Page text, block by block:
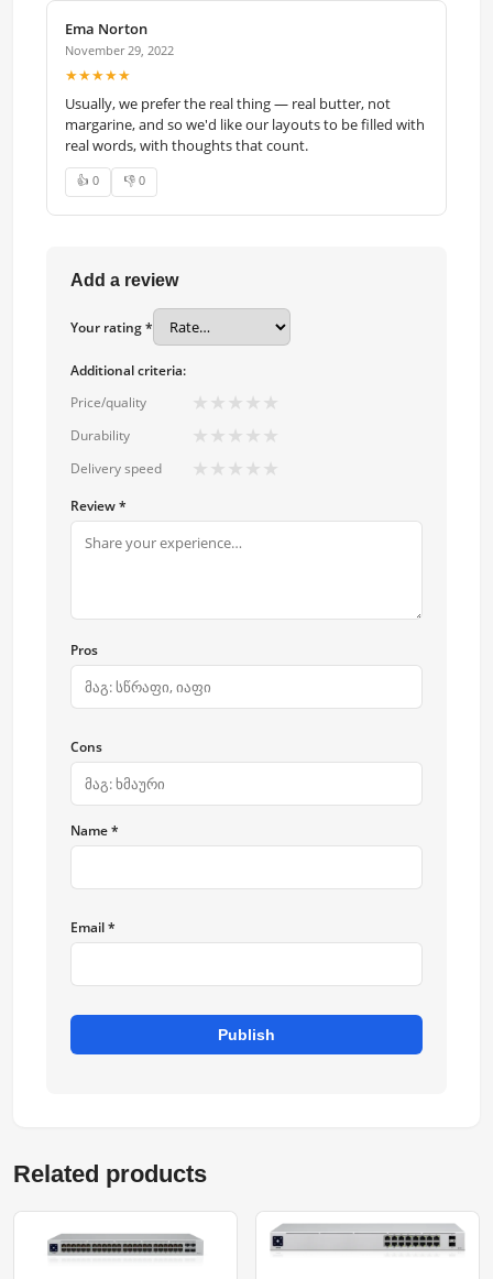
Ema Norton
November 29, 2022
★★★★★
Usually, we prefer the real thing — real butter, not
margarine, and so we'd like our layouts to be filled with
real words, with thoughts that count.
👍 0 👎 0
Add a review
Your rating *
Additional criteria:
Price/quality
★ ★ ★ ★ ★
Durability ★ ★ ★ ★ ★
Delivery speed ★ ★ ★ ★ ★
Review *
Pros
Cons
Name *
Email *
Publish
Related products